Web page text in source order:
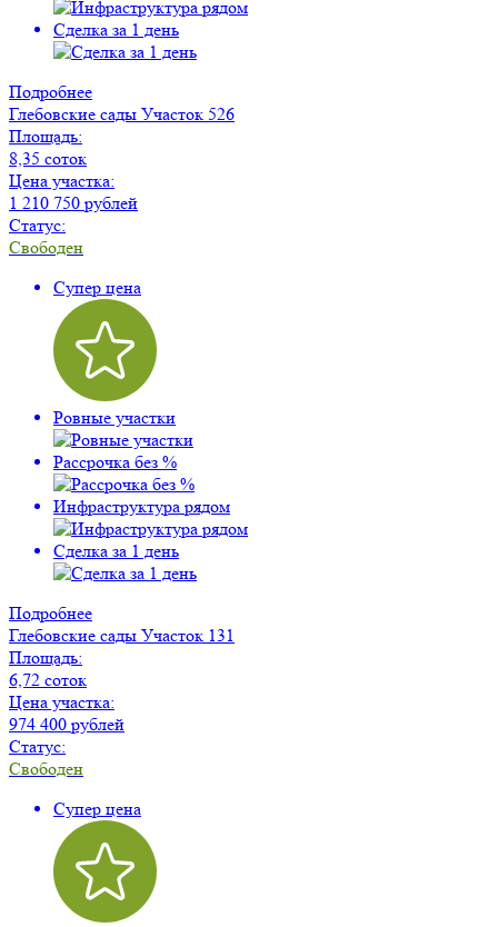
Сделка за 1 день
Подробнее
Глебовские сады Участок 526
Площадь:
8,35 соток
Цена участка:
1 210 750 рублей
Статус:
Свободен
Супер цена
Ровные участки
Рассрочка без %
Инфраструктура рядом
Сделка за 1 день
Подробнее
Глебовские сады Участок 131
Площадь:
6,72 соток
Цена участка:
974 400 рублей
Статус:
Свободен
Супер цена